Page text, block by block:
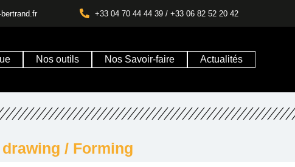
+33 04 70 44 44 39 / +33 06 82 52 20 42
Nos outils Nos Savoir-faire Actualités
/ Forming